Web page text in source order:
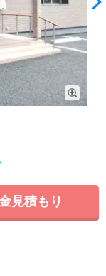
エントランスに
しいただけま
見積もり